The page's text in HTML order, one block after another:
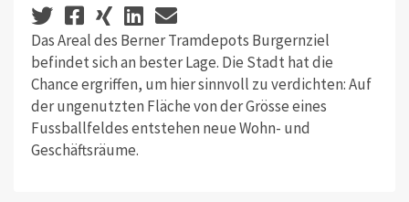
Das Areal des Berner Tramdepots Burgernziel
befindet sich an bester Lage. Die Stadt hat die
Chance ergriffen, um hier sinnvoll zu verdichten: Auf
der ungenutzten Fläche von der Grösse eines
Fussballfeldes entstehen neue Wohn- und
Geschäftsräume.